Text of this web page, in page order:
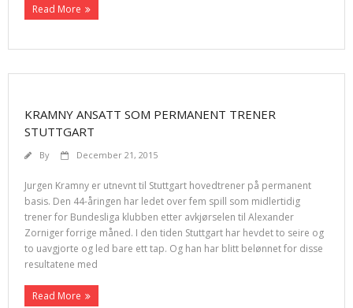
Read More
KRAMNY ANSATT SOM PERMANENT TRENER
STUTTGART
By December 21, 2015
Jurgen Kramny er utnevnt til Stuttgart hovedtrener på permanent
basis. Den 44-åringen har ledet over fem spill som midlertidig
trener for Bundesliga klubben etter avkjørselen til Alexander
Zorniger forrige måned. I den tiden Stuttgart har hevdet to seire og
to uavgjorte og led bare ett tap. Og han har blitt belønnet for disse
resultatene med
Read More